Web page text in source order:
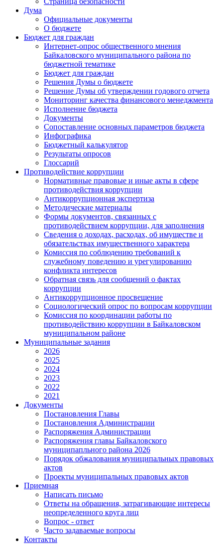
Дума
Официальные документы
О бюджете
Бюджет для граждан
Интернет-опрос общественного мнения
Байкаловского муниципального района по
бюджетной тематике
Бюджет для граждан
Решения Думы о бюджете
Решение Думы об утверждении годового отчета
Мониторинг качества финансового менеджмента
Исполнение бюджета
Документы
Сопоставление основных параметров бюджета
Инфографика
Бюджетный калькулятор
Результаты опросов
Глоссарий
Противодействие коррупции
Нормативные правовые и иные акты в сфере
противодействия коррупции
Антикоррупционная экспертиза
Методические материалы
Формы документов, связанных с
противодействием коррупции, для заполнения
Сведения о доходах, расходах, об имуществе и
обязательствах имущественного характера
Комиссия по соблюдению требований к
служебному поведению и урегулированию
конфликта интересов
Обратная связь для сообщений о фактах
коррупции
Антикоррупционное просвещение
Социологический опрос по вопросам коррупции
Комиссия по координации работы по
противодействию коррупции в Байкаловском
муниципальном районе
Муниципальные задания
2026
2025
2024
2023
2022
2021
Документы
Постановления Главы
Постановления Администрации
Распоряжения Администрации
Распоряжения главы Байкаловского
муниципапльного района 2026
Порядок обжалования муниципальных правовых
актов
Проекты муниципальных правовых актов
Приемная
Написать письмо
Ответы на обращения, затрагивающие интересы
неопределенного круга лиц
Вопрос - ответ
Часто задаваемые вопросы
Контакты